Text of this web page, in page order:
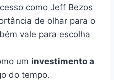
como Jeff Bezos
de olhar para o
vale para escolha
um investimento a
do tempo.